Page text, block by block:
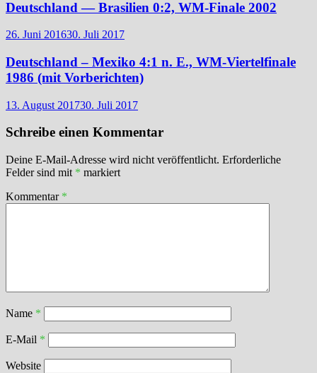
Deutschland — Brasilien 0:2, WM-Finale 2002
26. Juni 201630. Juli 2017
Deutschland – Mexiko 4:1 n. E., WM-Viertelfinale
1986 (mit Vorberichten)
13. August 201730. Juli 2017
Schreibe einen Kommentar
Deine E-Mail-Adresse wird nicht veröffentlicht. Erforderliche
Felder sind mit * markiert
Kommentar *
Name *
E-Mail *
Website